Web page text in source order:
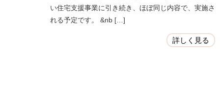
い住宅支援事業に引き続き、ほぼ同じ内容で、実施さ
れる予定です。 &nb […]
詳しく見る